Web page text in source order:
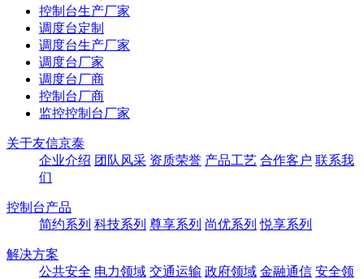
控制台生产厂家
调度台定制
调度台生产厂家
调度台厂家
调度台厂商
控制台厂商
监控控制台厂家
关于友信京泰
企业介绍 团队风采 资质荣誉 产品工艺 合作客户 联系我
们
控制台产品
简约系列 科技系列 尊享系列 尚优系列 悦享系列
解决方案
公共安全 电力领域 交通运输 政府领域 金融通信 安全领